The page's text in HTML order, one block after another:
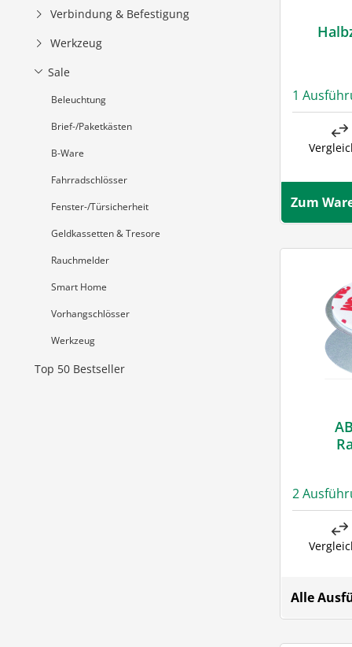
Verbindung & Befestigung
Werkzeug
Sale
Beleuchtung
Brief-/Paketkästen
B-Ware
Fahrradschlösser
Fenster-/Türsicherheit
Geldkassetten & Tresore
Rauchmelder
Smart Home
Vorhangschlösser
Werkzeug
Top 50 Bestseller
1
Zum
2
Alle